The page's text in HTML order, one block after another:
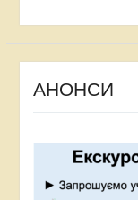
АНОНСИ